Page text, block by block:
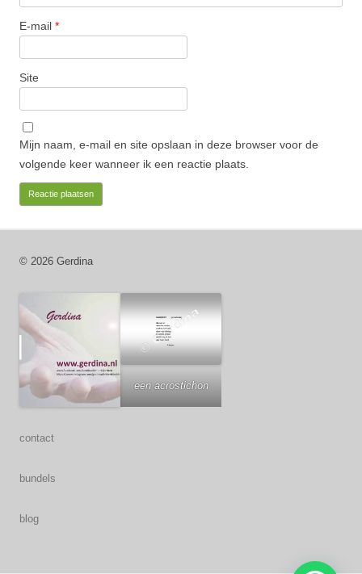
E-mail *
Site
Mijn naam, e-mail en site opslaan in deze browser voor de
volgende keer wanneer ik een reactie plaats.
© 2026 Gerdina
een acrostichon
contact
bundels
blog